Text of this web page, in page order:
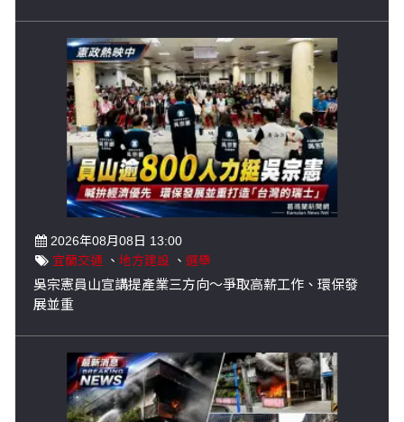
2026年08月08日 13:00
宜蘭交通 、 地方建設 、 選舉
吳宗憲員山宣講提產業三方向～爭取高薪工作、環保發
展並重